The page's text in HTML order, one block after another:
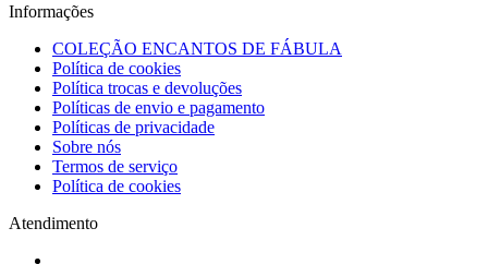
Informações
COLEÇÃO ENCANTOS DE FÁBULA
Política de cookies
Política trocas e devoluções
Políticas de envio e pagamento
Políticas de privacidade
Sobre nós
Termos de serviço
Política de cookies
Atendimento